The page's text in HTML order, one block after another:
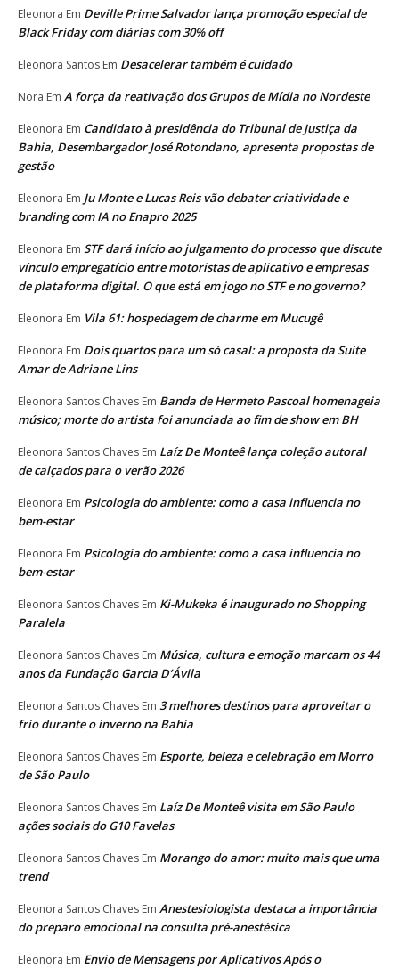
Eleonora Em Deville Prime Salvador lança promoção especial de
Black Friday com diárias com 30% off
Eleonora Santos Em Desacelerar também é cuidado
Nora Em A força da reativação dos Grupos de Mídia no Nordeste
Eleonora Em Candidato à presidência do Tribunal de Justiça da
Bahia, Desembargador José Rotondano, apresenta propostas de
gestão
Eleonora Em Ju Monte e Lucas Reis vão debater criatividade e
branding com IA no Enapro 2025
Eleonora Em STF dará início ao julgamento do processo que discute
vínculo empregatício entre motoristas de aplicativo e empresas
de plataforma digital. O que está em jogo no STF e no governo?
Eleonora Em Vila 61: hospedagem de charme em Mucugê
Eleonora Em Dois quartos para um só casal: a proposta da Suíte
Amar de Adriane Lins
Eleonora Santos Chaves Em Banda de Hermeto Pascoal homenageia
músico; morte do artista foi anunciada ao fim de show em BH
Eleonora Santos Chaves Em Laíz De Monteê lança coleção autoral
de calçados para o verão 2026
Eleonora Em Psicologia do ambiente: como a casa influencia no
bem-estar
Eleonora Em Psicologia do ambiente: como a casa influencia no
bem-estar
Eleonora Santos Chaves Em Ki-Mukeka é inaugurado no Shopping
Paralela
Eleonora Santos Chaves Em Música, cultura e emoção marcam os 44
anos da Fundação Garcia D’Ávila
Eleonora Santos Chaves Em 3 melhores destinos para aproveitar o
frio durante o inverno na Bahia
Eleonora Santos Chaves Em Esporte, beleza e celebração em Morro
de São Paulo
Eleonora Santos Chaves Em Laíz De Monteê visita em São Paulo
ações sociais do G10 Favelas
Eleonora Santos Chaves Em Morango do amor: muito mais que uma
trend
Eleonora Santos Chaves Em Anestesiologista destaca a importância
do preparo emocional na consulta pré-anestésica
Eleonora Em Envio de Mensagens por Aplicativos Após o